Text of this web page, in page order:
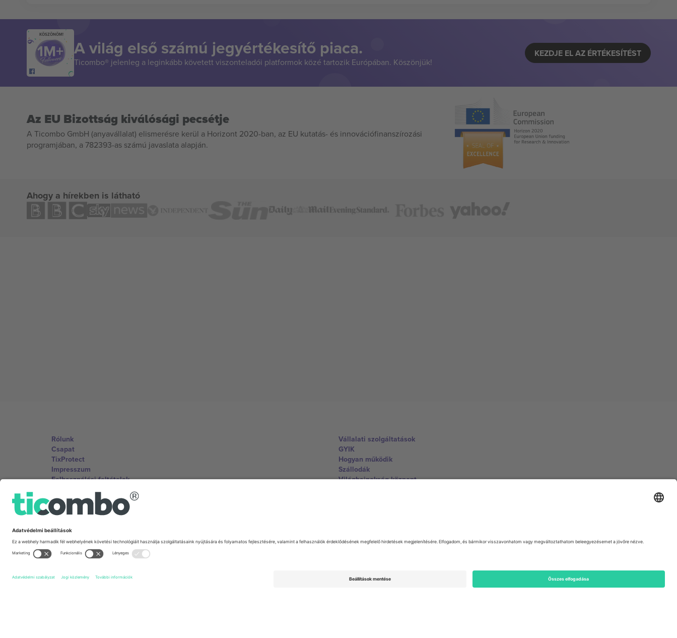
KÖSZÖNÖM!
A világ első számú jegyértékesítő piaca.
Ticombo® jelenleg a leginkább követett viszonteladói platformok közé tartozik Európában. Köszönjük!
KEZDJE EL AZ ÉRTÉKESÍTÉST
Az EU Bizottság kiválósági pecsétje
A Ticombo GmbH (anyavállalat) elismerésre kerül a Horizont 2020-ban, az EU kutatás- és innovációfinanszírozási
programjában, a 782393-as számú javaslata alapján.
Ahogy a hírekben is látható
Rólunk
Csapat
TixProtect
Impresszum
Felhasználási feltételek
Partnerprogram
Vállalati szolgáltatások
GYIK
Hogyan működik
Szállodák
Világbajnokság központ